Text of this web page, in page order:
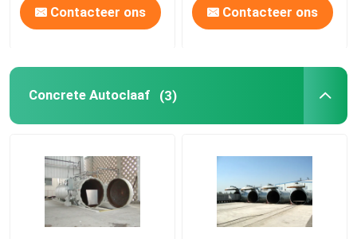
Contacteer ons Contacteer ons
Concrete Autoclaaf (3)